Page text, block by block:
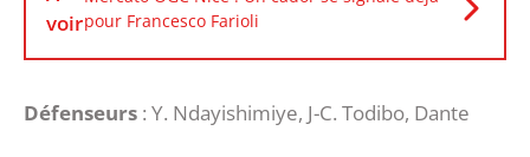
voirpour Francesco Farioli
Défenseurs : Y. Ndayishimiye, J-C. Todibo, Dante